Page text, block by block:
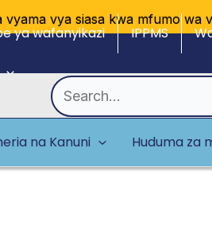
vya siasa kwa mfumo wa
ya wafanyikazi IPPMS
Search
for:
na Kanuni Huduma za